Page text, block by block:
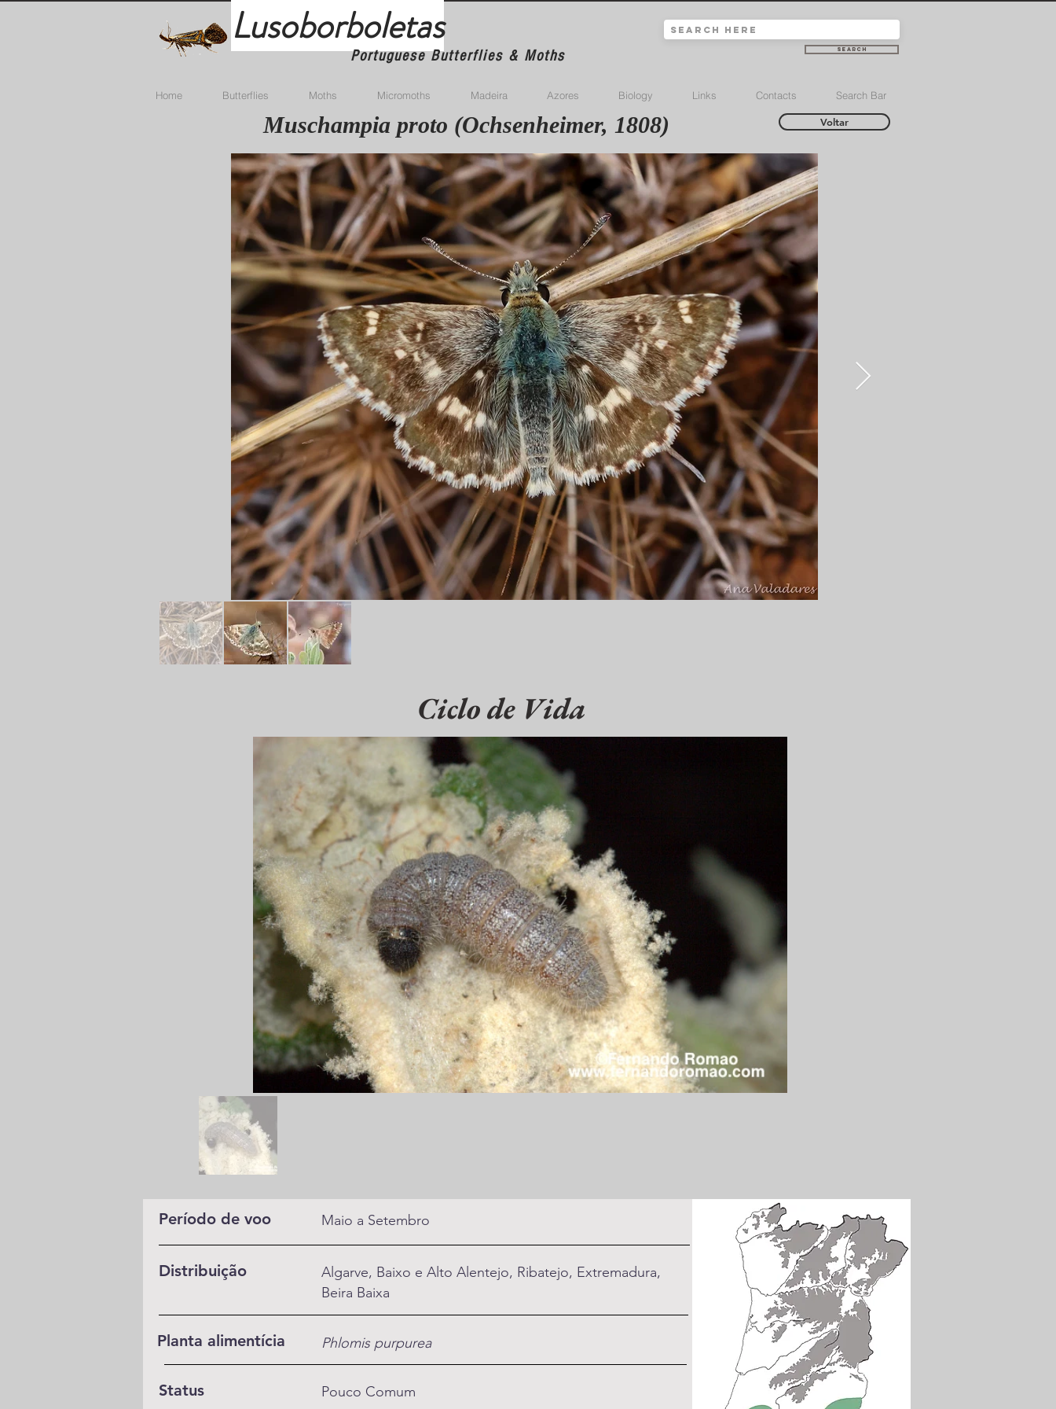
Lusoborboletas
Portuguese Butterflies & Moths Search
Home Butterflies Moths Micromoths Madeira Azores Biology Links Contacts Search Bar
Muschampia proto (Ochsenheimer, 1808) Voltar
Ciclo de Vida
Período de voo Maio a Setembro
Distribuição
Algarve, Baixo e Alto Alentejo, Ribatejo, Extremadura,
Beira Baixa
Planta alimentícia Phlomis purpurea
Status Pouco Comum